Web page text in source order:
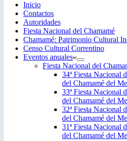
Inicio
Contactos
Autoridades
Fiesta Nacional del Chamamé
Chamamé: Patrimonio Cultural
Censo Cultural Correntino
Eventos anuales
Fiesta Nacional del
34ª Fiesta Nacional
del Chamamé del
33ª Fiesta Nacional
del Chamamé del
32ª Fiesta Nacional
del Chamamé del
31ª Fiesta Nacional
del Chamamé del